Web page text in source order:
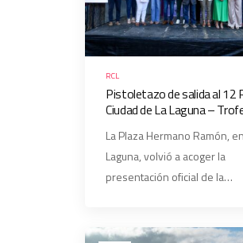
RCL
Pistoletazo de salida al 12
Ciudad de La Laguna –
La Plaza Hermano Ramón,
Laguna, volvió a acoger la
presentación oficial de la…